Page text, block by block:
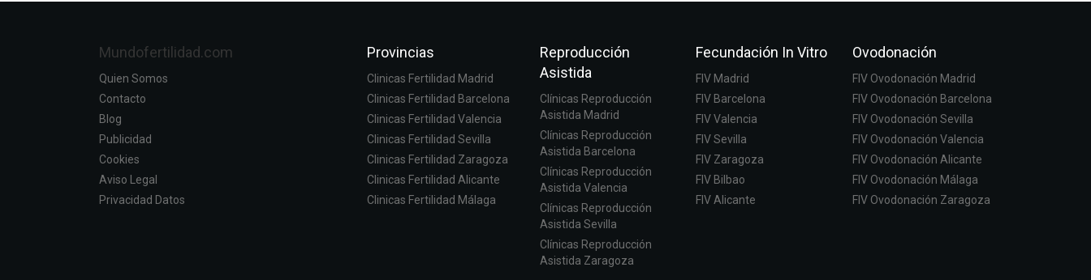
Mundofertilidad.com
Quien Somos
Contacto
Blog
Publicidad
Cookies
Aviso Legal
Privacidad Datos
Provincias
Clinicas Fertilidad Madrid
Clinicas Fertilidad Barcelona
Clinicas Fertilidad Valencia
Clinicas Fertilidad Sevilla
Clinicas Fertilidad Zaragoza
Clinicas Fertilidad Alicante
Clinicas Fertilidad Málaga
Reproducción
Asistida
Clínicas Reproducción
Asistida Madrid
Clínicas Reproducción
Asistida Barcelona
Clínicas Reproducción
Asistida Valencia
Clínicas Reproducción
Asistida Sevilla
Clínicas Reproducción
Asistida Zaragoza
Fecundación In Vitro
FIV Madrid
FIV Barcelona
FIV Valencia
FIV Sevilla
FIV Zaragoza
FIV Bilbao
FIV Alicante
Ovodonación
FIV Ovodonación Madrid
FIV Ovodonación Barcelona
FIV Ovodonación Sevilla
FIV Ovodonación Valencia
FIV Ovodonación Alicante
FIV Ovodonación Málaga
FIV Ovodonación Zaragoza